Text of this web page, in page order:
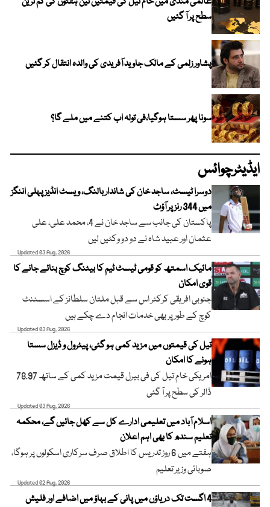
سطح پر آ گئیں
پشاور زلمی کے مالک جاوید آفریدی کی والدہ انتقال کر گئیں
سونا پھر سستا ہوگیا،فی تولہ اب کتنے میں ملے گا؟
ایڈیٹرچوائس
دوسرا ٹیسٹ، ساجد خان کی شاندار بالنگ، ویسٹ انڈیز پہلی اننگز
میں 344 رنز پر آؤٹ
پاکستان کی جانب سے ساجد خان نے 4، محمد علی، علی
عثمان اور عبید شاہ نے دو دو وکٹیں لیں
Updated 03 Aug, 2026
مائیک اسمتھ کو قومی ٹیسٹ ٹیم کا بیٹنگ کوچ بنائے جانے کا
قوی امکان
جنوبی افریقی کرکٹر اس سے قبل ملتان سلطانز کے اسسٹنٹ
کوچ کے طور پر بھی خدمات انجام دے چکے ہیں
Updated 03 Aug, 2026
تیل کی قیمتوں میں مزید کمی ہو گئی، پیٹرول و ڈیزل سستا
ہونے کا امکان
امریکی خام تیل کی فی بیرل قیمت مزید کمی کے ساتھ 78.97
ڈالر کی سطح پر آ گئی
Updated 03 Aug, 2026
اسلام آباد میں تعلیمی ادارے کل سے کھل جائیں گے، محکمہ
تعلیم سندھ کا بھی اہم اعلان
ہفتے میں 6 روز تدریس کا اطلاق صرف سرکاری اسکولوں پر ہوگا،
صوبائی وزیر تعلیم
Updated 02 Aug, 2026
4 اگست تک دریاؤں میں پانی کے بہاؤ میں اضافے اور فلیش